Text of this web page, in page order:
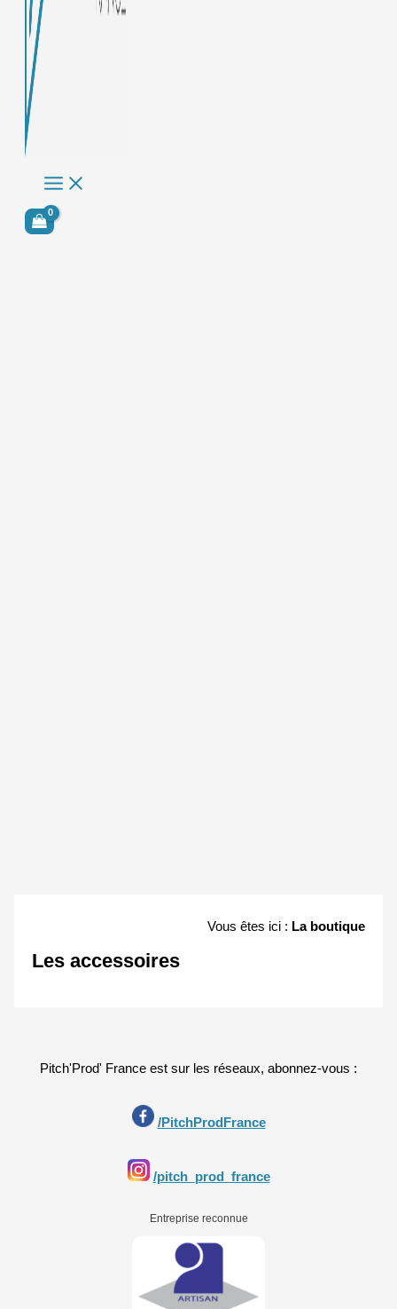
Vous êtes ici : La boutique
Les accessoires
Pitch'Prod' France est sur les réseaux, abonnez-vous :
/PitchProdFrance
/pitch_prod_france
Entreprise reconnue